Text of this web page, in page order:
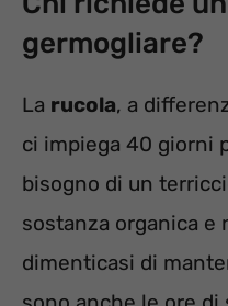
germogliare?
La rucola, a
ci impiega 40 giorni
bisogno di un
sostanza organica e
dimenticasi di